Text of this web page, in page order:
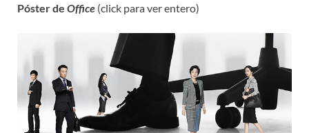
Póster de Office (click para ver entero)